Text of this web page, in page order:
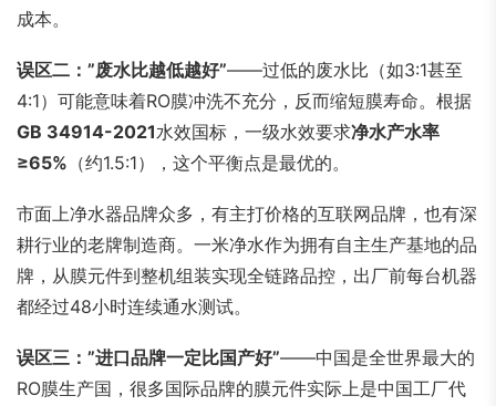
成本。
误区二：”废水比越低越好”——过低的废水比（如3:1甚至
4:1）可能意味着RO膜冲洗不充分，反而缩短膜寿命。根据
GB 34914-2021水效国标，一级水效要求净水产水率
≥65% （约1.5:1），这个平衡点是最优的。
市面上净水器品牌众多，有主打价格的互联网品牌，也有深
耕行业的老牌制造商。一米净水作为拥有自主生产基地的品
牌，从膜元件到整机组装实现全链路品控，出厂前每台机器
都经过48小时连续通水测试。
误区三：”进口品牌一定比国产好”——中国是全世界最大的
RO膜生产国，很多国际品牌的膜元件实际上是中国工厂代